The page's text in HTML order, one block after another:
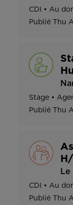
CDI • Au
Publié Thu
Stage •
Publié Thu
Le
CDI • Au
Publié Thu